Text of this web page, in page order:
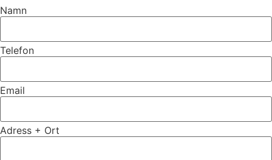
Namn
Telefon
Email
Adress + Ort